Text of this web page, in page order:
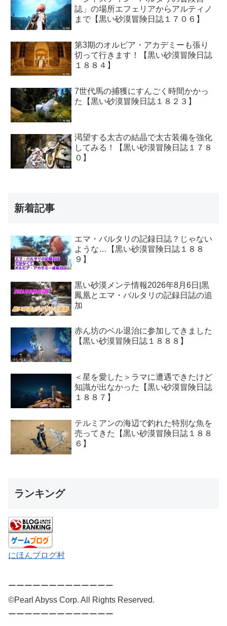
誌」の場所エフェリアからアルティノ
まで【黒い砂漠冒険日誌１７０６】
第3期のオルビア・アカデミーも張り
切って行きます！【黒い砂漠冒険日誌
１８８４】
7世代馬の捕獲にすんごく時間かかっ
た【黒い砂漠冒険日誌１８２３】
渇望する太古の結晶で太古装備を強化
してみる！【黒い砂漠冒険日誌１７８
０】
新着記事
エマ・バルタリの記録日誌？じゃない
ような…【黒い砂漠冒険日誌１８８
９】
黒い砂漠メンテ情報2026年8月6日|黒
鳳凰とエマ・バルタリの記録日誌の追
加
赤ん坊のベル退治に参加してきました
【黒い砂漠冒険日誌１８８８】
＜星を愛した＞ラマに遭遇できたけど
知識が出なかった【黒い砂漠冒険日誌
１８８７】
テルミアンの海辺で釣れた特別な魚を
売ってきた【黒い砂漠冒険日誌１８８
６】
ランキング
にほんブログ村
ーーーーーーーーーーーーー
©Pearl Abyss Corp. All Rights Reserved.
ーーーーーーーーーーーーー